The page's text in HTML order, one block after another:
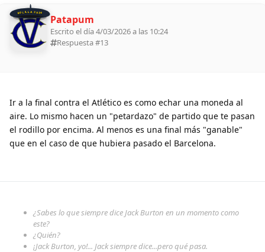
BOLILLA 2026 Patapum
Escrito el día 4/03/2026 a las 10:24
Respuesta #13
Ir a la final contra el Atlético es como echar una moneda al
aire. Lo mismo hacen un "petardazo" de partido que te pasan
el rodillo por encima. Al menos es una final más "ganable"
que en el caso de que hubiera pasado el Barcelona.
¿Sabes lo que siempre dice Jack Burton en un momento como
este?
¿Quién?
¡Jack Burton, yo!... Jack siempre dice...pero qué pasa.